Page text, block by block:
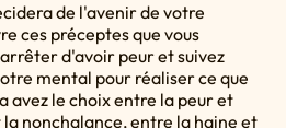
de l'avenir de votre
ces préceptes que vous
d'avoir peur et suivez
mental pour réaliser ce que
avez le choix entre la peur et
nonchalance, entre la haine et